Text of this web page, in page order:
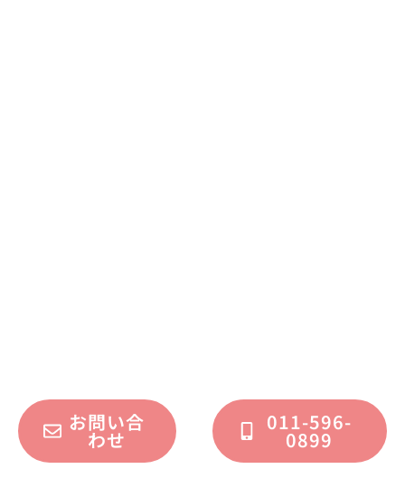
お問い合
わせ
011-596-
0899